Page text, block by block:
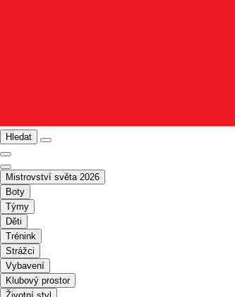
Hledat
Mistrovství světa 2026
Boty
Týmy
Děti
Trénink
Strážci
Vybavení
Klubový prostor